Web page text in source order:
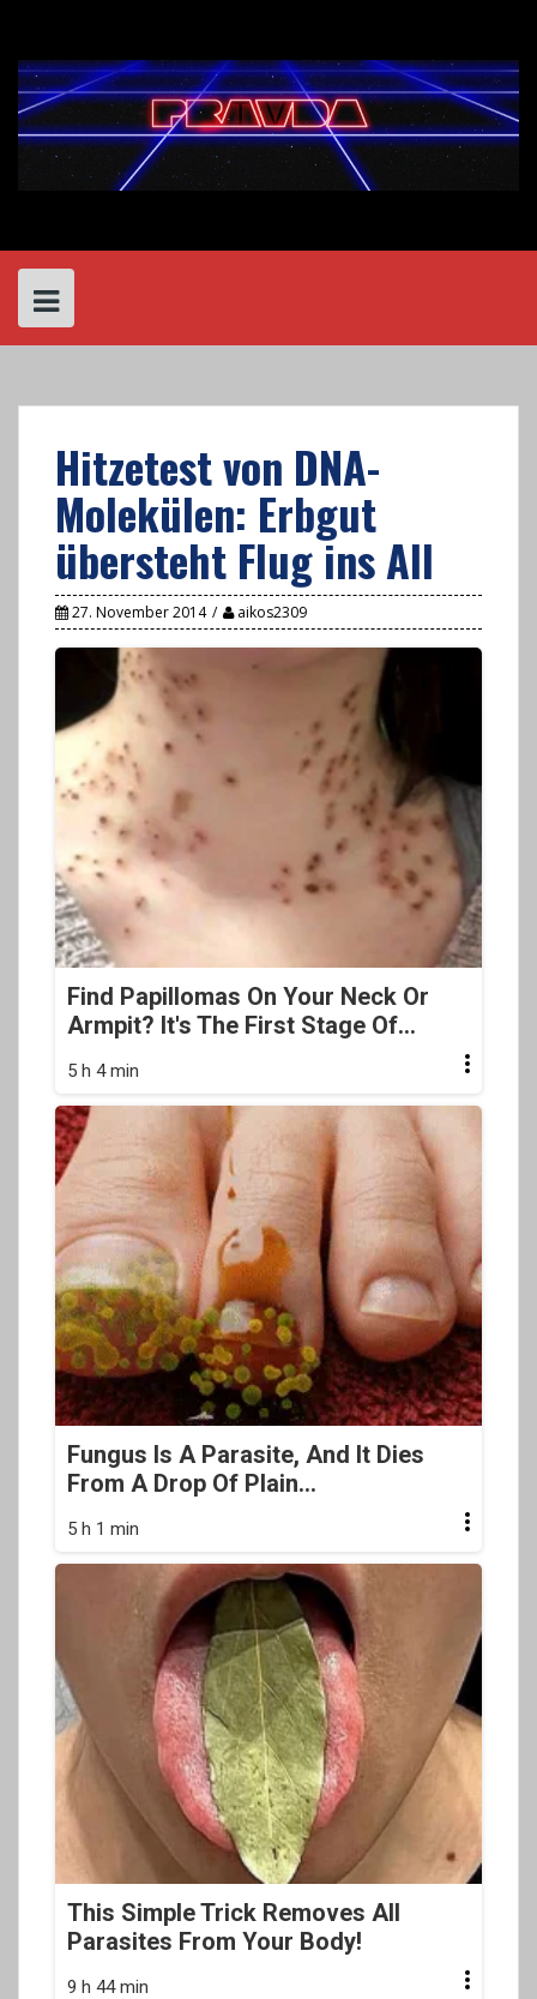
content
Hitzetest von DNA-
Molekülen: Erbgut
übersteht Flug ins All
27. November 2014 aikos2309
Find Papillomas On Your Neck Or
Armpit? It's The First Stage Of...
5 h 4 min
Fungus Is A Parasite, And It Dies
From A Drop Of Plain...
5 h 1 min
This Simple Trick Removes All
Parasites From Your Body!
9 h 44 min